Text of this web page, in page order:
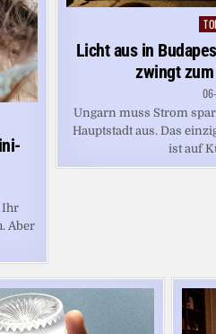
Ihr
Aber
Licht aus in
zwingt
Ungarn muss Strom
Hauptstadt aus. Das
ist auf